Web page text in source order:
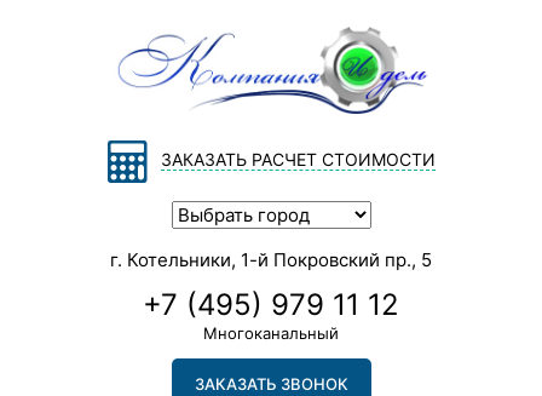
ЗАКАЗАТЬ РАСЧЕТ СТОИМОСТИ
г. Котельники, 1-й Покровский пр., 5
+7 (495) 979 11 12
Многоканальный
ЗАКАЗАТЬ ЗВОНОК